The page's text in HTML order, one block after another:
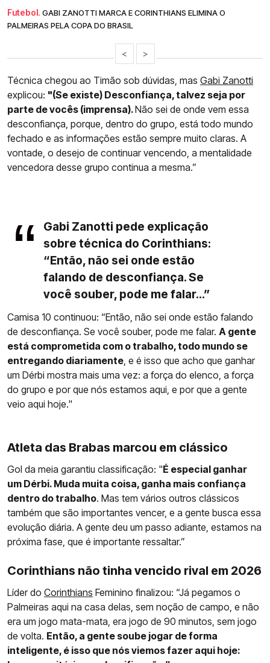
Futebol. GABI ZANOTTI MARCA E CORINTHIANS ELIMINA O
PALMEIRAS PELA COPA DO BRASIL
< >
Técnica chegou ao Timão sob dúvidas, mas Gabi Zanotti
explicou: "(Se existe) Desconfiança, talvez seja por
parte de vocês (imprensa).Não sei de onde vem essa
desconfiança, porque, dentro do grupo, está todo mundo
fechado e as informações estão sempre muito claras. A
vontade, o desejo de continuar vencendo, a mentalidade
vencedora desse grupo continua a mesma.”
Gabi Zanotti pede explicação
sobre técnica do Corinthians:
“Então, não sei onde estão
falando de desconfiança. Se
você souber, pode me falar...”
Camisa 10 continuou: “Então, não sei onde estão falando
de desconfiança. Se você souber, pode me falar. A gente
está comprometida com o trabalho, todo mundo se
entregando diariamente, e é isso que acho que ganhar
um Dérbi mostra mais uma vez: a força do elenco, a força
do grupo e por que nós estamos aqui, e por que a gente
veio aqui hoje."
Atleta das Brabas marcou em clássico
Gol da meia garantiu classificação: "É especial ganhar
um Dérbi. Muda muita coisa, ganha mais confiança
dentro do trabalho. Mas tem vários outros clássicos
também que são importantes vencer, e a gente busca essa
evolução diária. A gente deu um passo adiante, estamos na
próxima fase, que é importante ressaltar.”
Corinthians não tinha vencido rival em 2026
Líder do Corinthians Feminino finalizou: “Já pegamos o
Palmeiras aqui na casa delas, sem noção de campo, e não
era um jogo mata-mata, era jogo de 90 minutos, sem jogo
de volta. Então, a gente soube jogar de forma
inteligente, é isso que nós viemos fazer aqui hoje: